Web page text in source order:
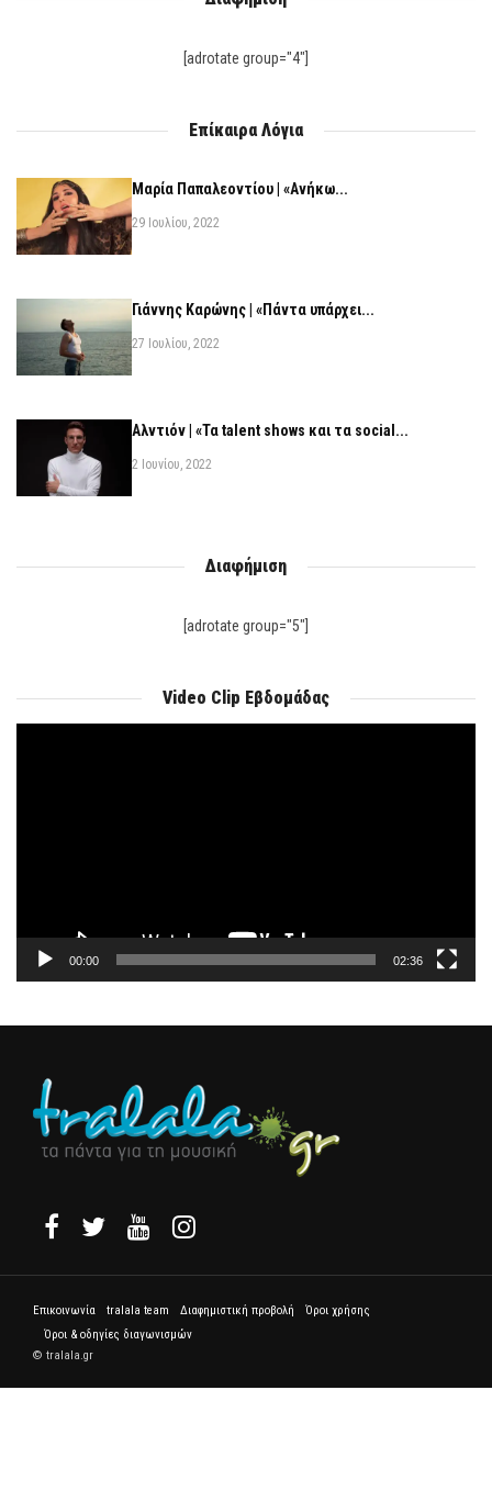
[adrotate group="4"]
Επίκαιρα Λόγια
Μαρία Παπαλεοντίου | «Ανήκω...
29 Ιουλίου, 2022
Γιάννης Καρώνης | «Πάντα υπάρχει...
27 Ιουλίου, 2022
Αλντιόν | «Τα talent shows και τα social...
2 Ιουνίου, 2022
Διαφήμιση
[adrotate group="5"]
Video Clip Εβδομάδας
00:00 02:36
Επικοινωνία tralala team Διαφημιστική προβολή
Όροι χρήσης
Όροι & οδηγίες διαγωνισμών
© tralala.gr